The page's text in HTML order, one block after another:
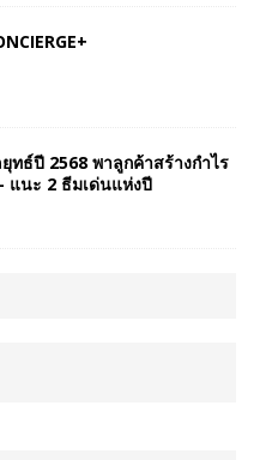
ทธ์ปี 2568 พาลูกค้าสร้างกำไร
แนะ 2 ธีมเด่นแห่งปี